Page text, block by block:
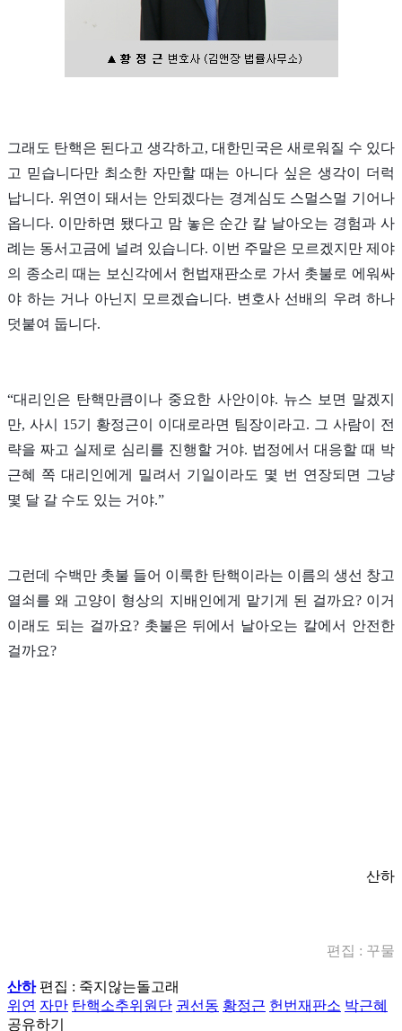
그래도 탄핵은 된다고 생각하고, 대한민국은 새로워질 수 있다
고 믿습니다만 최소한 자만할 때는 아니다 싶은 생각이 더럭
납니다. 위연이 돼서는 안되겠다는 경계심도 스멀스멀 기어나
옵니다. 이만하면 됐다고 맘 놓은 순간 칼 날아오는 경험과 사
례는 동서고금에 널려 있습니다. 이번 주말은 모르겠지만 제야
의 종소리 때는 보신각에서 헌법재판소로 가서 촛불로 에워싸
야 하는 거나 아닌지 모르겠습니다. 변호사 선배의 우려 하나
덧붙여 둡니다.
“대리인은 탄핵만큼이나 중요한 사안이야. 뉴스 보면 말겠지
만, 사시 15기 황정근이 이대로라면 팀장이라고. 그 사람이 전
략을 짜고 실제로 심리를 진행할 거야. 법정에서 대응할 때 박
근혜 쪽 대리인에게 밀려서 기일이라도 몇 번 연장되면 그냥
몇 달 갈 수도 있는 거야.”
그런데 수백만 촛불 들어 이룩한 탄핵이라는 이름의 생선 창고
열쇠를 왜 고양이 형상의 지배인에게 맡기게 된 걸까요? 이거
이래도 되는 걸까요? 촛불은 뒤에서 날아오는 칼에서 안전한
걸까요?
산하
편집 : 꾸물
산하 편집 : 죽지않는돌고래
위연 자만 탄핵소추위원단 권선동 황정근 헌번재판소 박근혜
공유하기